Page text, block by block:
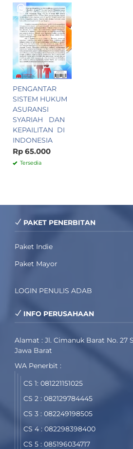
PENGANTAR
SISTEM HUKUM
ASURANSI
SYARIAH DAN
KEPAILITAN DI
INDONESIA
Rp 65.000
Tersedia
PAKET PENERBITAN
Paket Indie
Paket Mayor
LOGIN PENULIS ADAB
INFO PERUSAHAAN
Alamat : Jl. Cimanuk Barat No. 27
Jawa Barat
WA Penerbit :
CS 1: 081221151025
CS 2 : 082129784445
CS 3 : 082249198505
CS 4 : 082298398400
CS 5 : 085196034717